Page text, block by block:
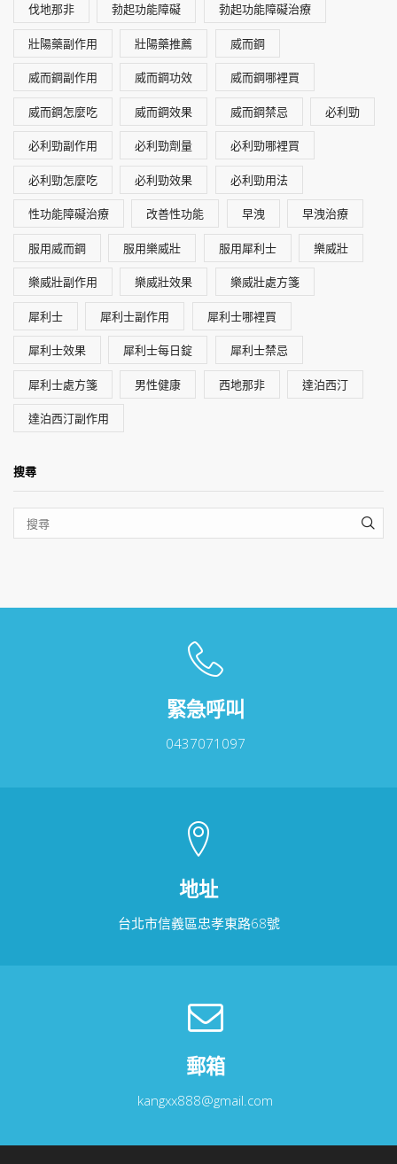
伐地那非 勃起功能障礙 勃起功能障礙治療
壯陽藥副作用 壯陽藥推薦 威而鋼
威而鋼副作用 威而鋼功效 威而鋼哪裡買
威而鋼怎麼吃 威而鋼效果 威而鋼禁忌 必利勁
必利勁副作用 必利勁劑量 必利勁哪裡買
必利勁怎麼吃 必利勁效果 必利勁用法
性功能障礙治療 改善性功能 早洩 早洩治療
服用威而鋼 服用樂威壯 服用犀利士 樂威壯
樂威壯副作用 樂威壯效果 樂威壯處方箋
犀利士 犀利士副作用 犀利士哪裡買
犀利士效果 犀利士每日錠 犀利士禁忌
犀利士處方箋 男性健康 西地那非 達泊西汀
達泊西汀副作用
搜尋
緊急呼叫
0437071097
地址
台北市信義區忠孝東路68號
郵箱
kangxx888@gmail.com